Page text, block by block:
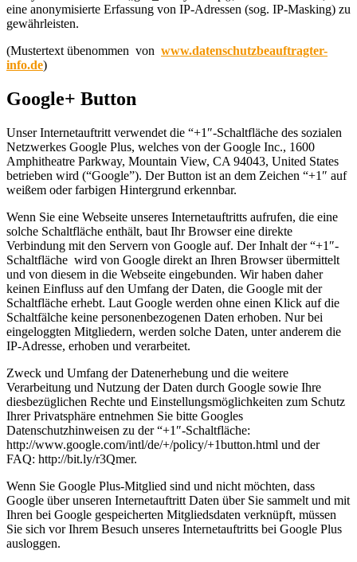
eine anonymisierte Erfassung von IP-Adressen (sog. IP-Masking) zu
gewährleisten.
(Mustertext übenommen von www.datenschutzbeauftragter-
info.de)
Google+ Button
Unser Internetauftritt verwendet die “+1″-Schaltfläche des sozialen
Netzwerkes Google Plus, welches von der Google Inc., 1600
Amphitheatre Parkway, Mountain View, CA 94043, United States
betrieben wird (“Google”). Der Button ist an dem Zeichen “+1″ auf
weißem oder farbigen Hintergrund erkennbar.
Wenn Sie eine Webseite unseres Internetauftritts aufrufen, die eine
solche Schaltfläche enthält, baut Ihr Browser eine direkte
Verbindung mit den Servern von Google auf. Der Inhalt der “+1″-
Schaltfläche wird von Google direkt an Ihren Browser übermittelt
und von diesem in die Webseite eingebunden. Wir haben daher
keinen Einfluss auf den Umfang der Daten, die Google mit der
Schaltfläche erhebt. Laut Google werden ohne einen Klick auf die
Schaltfälche keine personenbezogenen Daten erhoben. Nur bei
eingeloggten Mitgliedern, werden solche Daten, unter anderem die
IP-Adresse, erhoben und verarbeitet.
Zweck und Umfang der Datenerhebung und die weitere
Verarbeitung und Nutzung der Daten durch Google sowie Ihre
diesbezüglichen Rechte und Einstellungsmöglichkeiten zum Schutz
Ihrer Privatsphäre entnehmen Sie bitte Googles
Datenschutzhinweisen zu der “+1″-Schaltfläche:
http://www.google.com/intl/de/+/policy/+1button.html und der
FAQ: http://bit.ly/r3Qmer.
Wenn Sie Google Plus-Mitglied sind und nicht möchten, dass
Google über unseren Internetauftritt Daten über Sie sammelt und mit
Ihren bei Google gespeicherten Mitgliedsdaten verknüpft, müssen
Sie sich vor Ihrem Besuch unseres Internetauftritts bei Google Plus
ausloggen.